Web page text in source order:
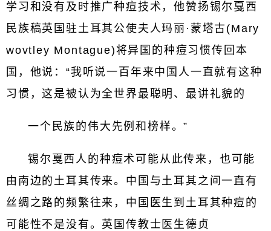
学习和没有及时推广种痘技术，他赞扬锡尔戛西
民族稿英国驻土耳其公使夫人玛丽·蒙塔古(Mary
wovtley Montague)将异国的种痘习惯传回本
国，他说：“我听说一百年来中国人一直就有这种
习惯，这是被认为全世界最聪明、最讲礼貌的
一个民族的伟大先例和榜样。”
锡尔戛西人的种痘术可能从此传来，也可能
由南边的土耳其传来。中国与土耳其之间一直有
丝绸之路的频繁往来，中国医生到土耳其种痘的
可能性不是没有。英国传教士医生德贞